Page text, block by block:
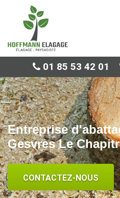
01 85 53 42 01
Entreprise
Gesvres Le
CONTACTEZ-NOUS